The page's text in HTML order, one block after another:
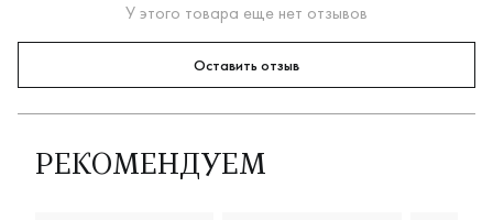
У этого товара еще нет отзывов
Оставить отзыв
РЕКОМЕНДУЕМ